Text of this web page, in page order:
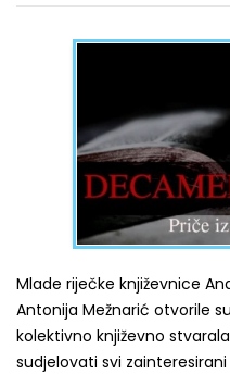
Mlade riječke književnice
Antonija Mežnarić otvorile
kolektivno književno
sudjelovati svi